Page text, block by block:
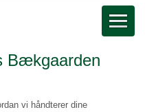
Bækgaarden
vi håndterer dine